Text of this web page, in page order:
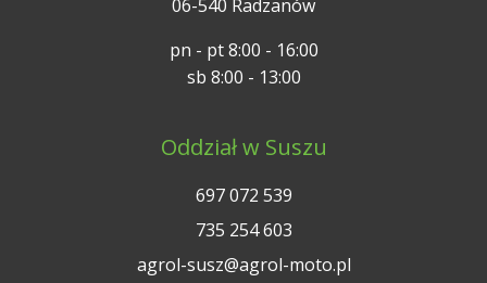
06-540 Radzanów
pn - pt 8:00 - 16:00
sb 8:00 - 13:00
Oddział w Suszu
697 072 539
735 254 603
agrol-susz@agrol-moto.pl